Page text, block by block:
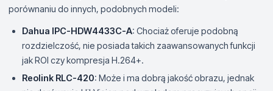
porównaniu do innych, podobnych modeli:
Dahua IPC-HDW4433C-A: Chociaż oferuje podobną
rozdzielczość, nie posiada takich zaawansowanych funkcji
jak ROI czy kompresja H.264+.
Reolink RLC-420: Może i ma dobrą jakość obrazu, jednak